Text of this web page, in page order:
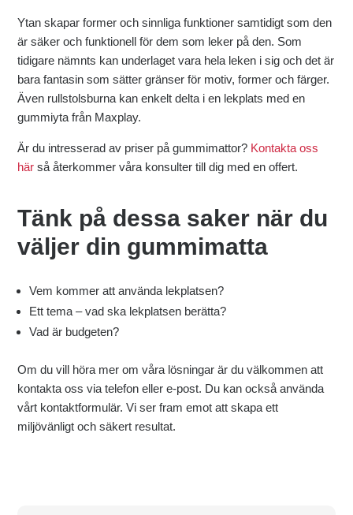
Ytan skapar former och sinnliga funktioner samtidigt som den
är säker och funktionell för dem som leker på den. Som
tidigare nämnts kan underlaget vara hela leken i sig och det är
bara fantasin som sätter gränser för motiv, former och färger.
Även rullstolsburna kan enkelt delta i en lekplats med en
gummiyta från Maxplay.
Är du intresserad av priser på gummimattor? Kontakta oss
här så återkommer våra konsulter till dig med en offert.
Tänk på dessa saker när du
väljer din gummimatta
Vem kommer att använda lekplatsen?
Ett tema – vad ska lekplatsen berätta?
Vad är budgeten?
Om du vill höra mer om våra lösningar är du välkommen att
kontakta oss via telefon eller e-post. Du kan också använda
vårt kontaktformulär. Vi ser fram emot att skapa ett
miljövänligt och säkert resultat.